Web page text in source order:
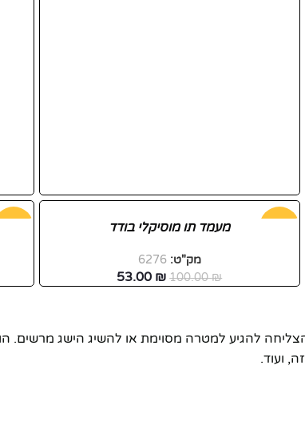
מעמד תו מוסיקלי בודד
מק"ט:6276
100.00₪
53.00 ₪
להגיע למטרה מסוימת או להשיג הישג מרשים.
ועוד.